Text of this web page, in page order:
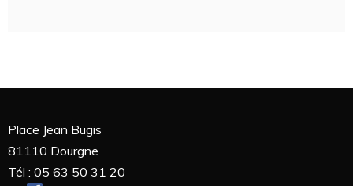
Place Jean Bugis
81110 Dourgne
Tél : 05 63 50 31 20